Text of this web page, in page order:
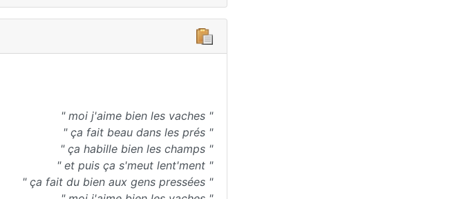
" moi j'aime bien les vaches "
" ça fait beau dans les prés "
" ça habille bien les champs "
" et puis ça s'meut lent'ment "
" ça fait du bien aux gens pressées "